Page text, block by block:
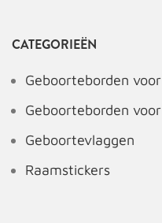
CATEGORIEËN
Geboorteborden
Geboorteborden
Geboortevlaggen
Raamstickers